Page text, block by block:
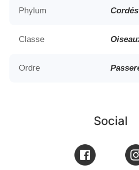
Phylum Cordés
Classe
Ordre